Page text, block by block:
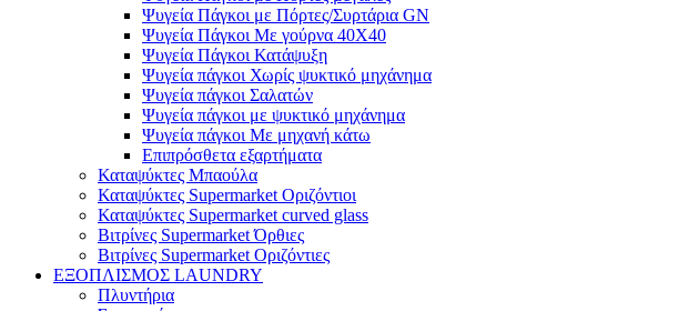
Ψυγεία Πάγκοι με Πόρτες/Συρτάρια GN
Ψυγεία Πάγκοι Με γούρνα 40Χ40
Ψυγεία Πάγκοι Κατάψυξη
Ψυγεία πάγκοι Χωρίς ψυκτικό μηχάνημα
Ψυγεία πάγκοι Σαλατών
Ψυγεία πάγκοι με ψυκτικό μηχάνημα
Ψυγεία πάγκοι Με μηχανή κάτω
Επιπρόσθετα εξαρτήματα
Καταψύκτες Μπαούλα
Καταψύκτες Supermarket Οριζόντιοι
Καταψύκτες Supermarket curved glass
Βιτρίνες Supermarket Όρθιες
Βιτρίνες Supermarket Οριζόντιες
ΕΞΟΠΛΙΣΜΟΣ LAUNDRY
Πλυντήρια